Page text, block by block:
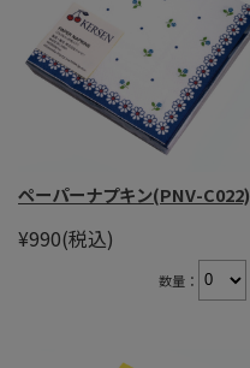
ペーパーナプキン(PNV-C022)
¥990(税込)
数量：